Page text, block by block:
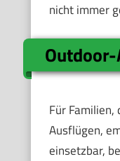
nicht immer
Für
Ausflügen,
einsetzbar,